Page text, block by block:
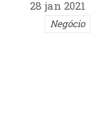
28 jan 2021
Negócio